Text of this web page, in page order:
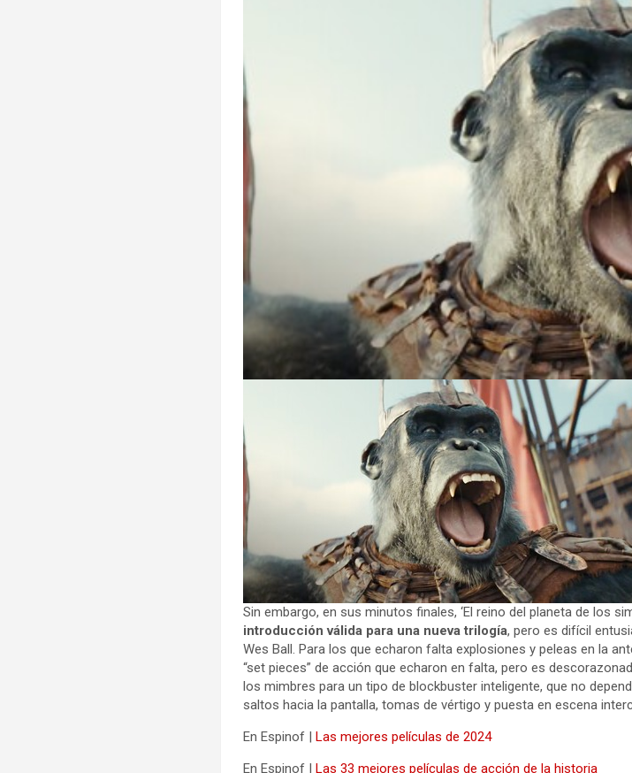
Sin embargo, en sus minutos finales, ‘El reino del planeta de los
introducción válida para una nueva trilogía, pero es difícil
Wes Ball. Para los que echaron falta explosiones y peleas en la
“set pieces” de acción que echaron en falta, pero es
los mimbres para un tipo de blockbuster inteligente, que no
saltos hacia la pantalla, tomas de vértigo y puesta en escena
En Espinof |Las mejores películas de 2024
En Espinof |Las 33 mejores películas de acción de la historia